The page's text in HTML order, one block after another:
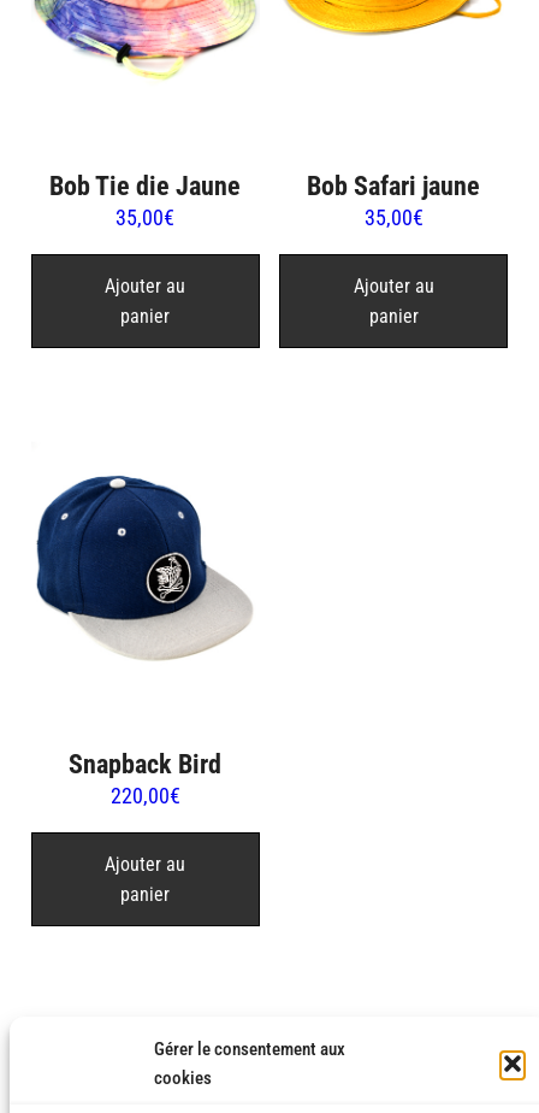
Gérer le consentement aux
cookies
Bob Tie die Jaune
35,00€
Ajouter au
panier
Bob Safari jaune
35,00€
Ajouter au
panier
Snapback Bird
220,00€
Ajouter au
panier